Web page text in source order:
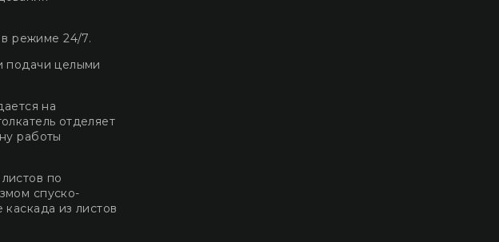
режиме 24/7.
подачи целыми
на
отделяет
работы
по
спуско-
из листов